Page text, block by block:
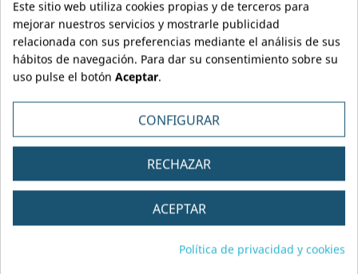
Características Cómo hacer mi pedido Plazos de entrega
-Imáncon impresión calidad fotográfica y acabado de
protección brillo a elegir entre los tamaños de Ø 59 mm y Ø
75 mm.
añade la bolsita transparente con soporte kraft
colocados dentro de las bolsitas de presentación.
Este sitio web utiliza cookies propias y de terceros para
mejorar nuestros servicios y mostrarle publicidad
relacionada con sus preferencias mediante el análisis de sus
hábitos de navegación. Para dar su consentimiento sobre su
uso pulse el botón Aceptar.
CONFIGURAR
RECHAZAR
ACEPTAR
Política de privacidad y cookies